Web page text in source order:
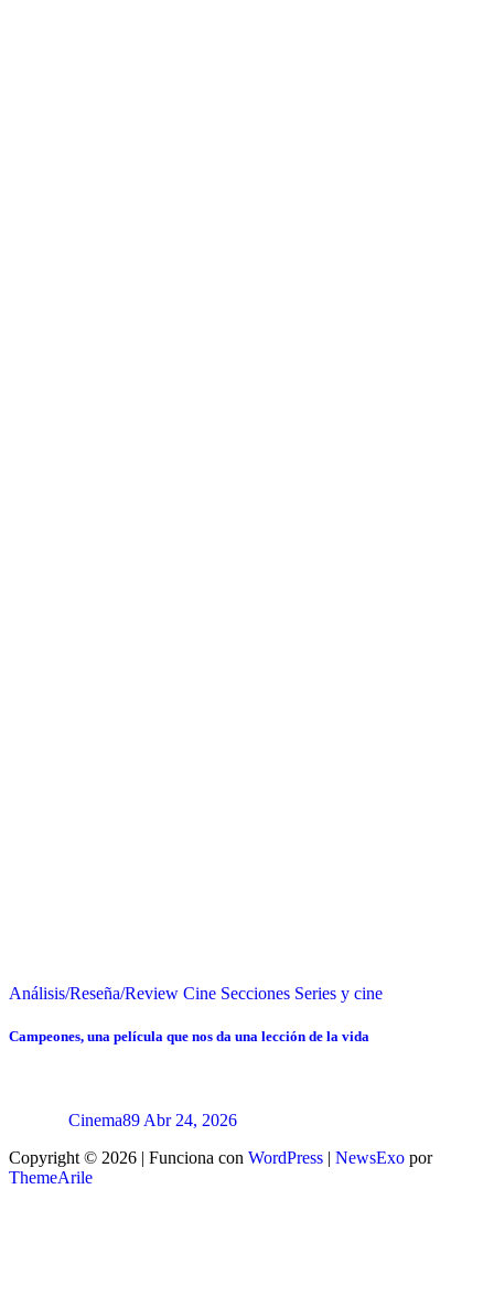
Análisis/Reseña/Review Cine Secciones Series y cine
Campeones, una película que nos da una lección de la vida
Cinema89 Abr 24, 2026
Copyright © 2026 | Funciona con WordPress | NewsExo por
ThemeArile